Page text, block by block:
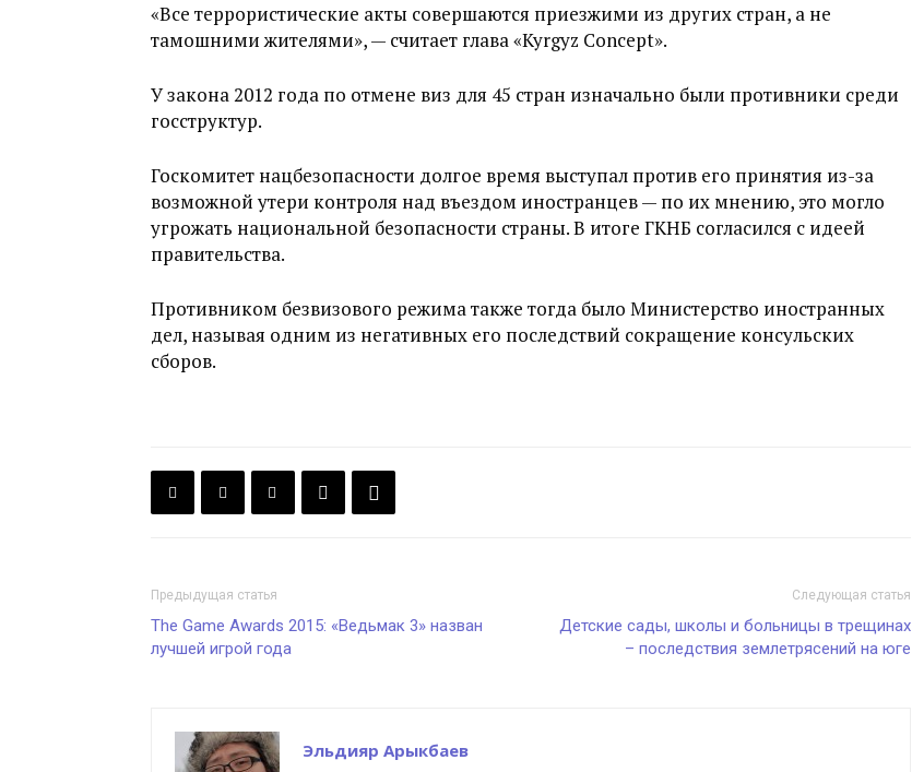
«Все террористические акты совершаются приезжими из других стран, а не
тамошними жителями», — считает глава «Kyrgyz Concept».
У закона 2012 года по отмене виз для 45 стран изначально были противники среди
госструктур.
Госкомитет нацбезопасности долгое время выступал против его принятия из-за
возможной утери контроля над въездом иностранцев — по их мнению, это могло
угрожать национальной безопасности страны. В итоге ГКНБ согласился с идеей
правительства.
Противником безвизового режима также тогда было Министерство иностранных
дел, называя одним из негативных его последствий сокращение консульских
сборов.
Предыдущая статья
The Game Awards 2015: «Ведьмак 3» назван
лучшей игрой года
Следующая статья
Детские сады, школы и больницы в трещинах
– последствия землетрясений на юге
Эльдияр Арыкбаев